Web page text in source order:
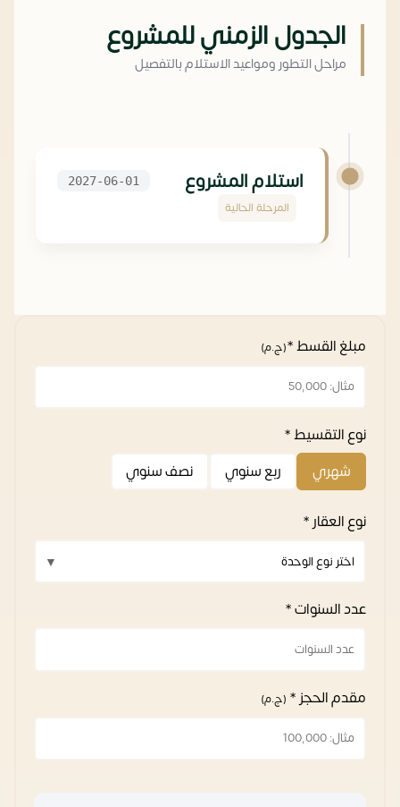
الجدول الزمني للمشروع
مراحل التطور ومواعيد الاستلام بالتفصيل
استلام المشروع
المرحلة الحالية
2027-06-01
مبلغ القسط *(ج.م)
نوع التقسيط *
شهري
ربع سنوي نصف سنوي
نوع العقار *
عدد السنوات *
مقدم الحجز * (ج.م)